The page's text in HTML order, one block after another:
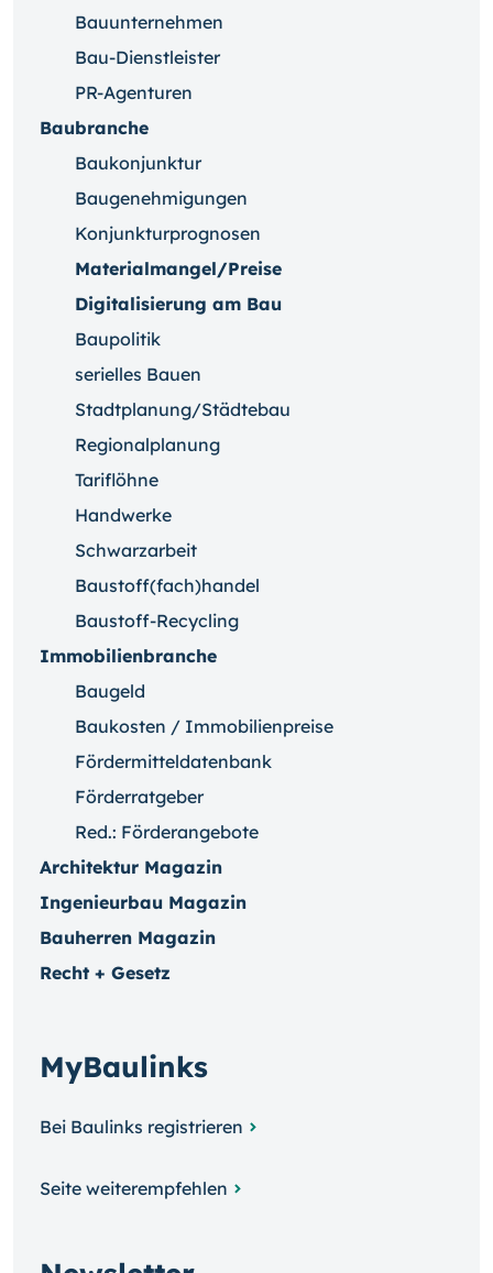
Bauunternehmen
Bau-Dienstleister
PR-Agenturen
Baubranche
Baukonjunktur
Baugenehmigungen
Konjunkturprognosen
Materialmangel/Preise
Digitalisierung am Bau
Baupolitik
serielles Bauen
Stadtplanung/Städtebau
Regionalplanung
Tariflöhne
Handwerke
Schwarzarbeit
Baustoff(fach)handel
Baustoff-Recycling
Immobilienbranche
Baugeld
Baukosten / Immobilienpreise
Fördermitteldatenbank
Förderratgeber
Red.: Förderangebote
Architektur Magazin
Ingenieurbau Magazin
Bauherren Magazin
Recht + Gesetz
MyBaulinks
Bei Baulinks registrieren
Seite weiterempfehlen